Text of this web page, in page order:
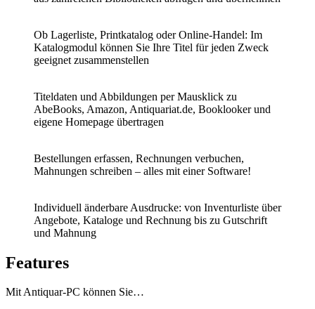
Ob Lagerliste, Printkatalog oder Online-Handel: Im
Katalogmodul können Sie Ihre Titel für jeden Zweck
geeignet zusammenstellen
Titeldaten und Abbildungen per Mausklick zu
AbeBooks, Amazon, Antiquariat.de, Booklooker und
eigene Homepage übertragen
Bestellungen erfassen, Rechnungen verbuchen,
Mahnungen schreiben – alles mit einer Software!
Individuell änderbare Ausdrucke: von Inventurliste über
Angebote, Kataloge und Rechnung bis zu Gutschrift
und Mahnung
Features
Mit Antiquar-PC können Sie…